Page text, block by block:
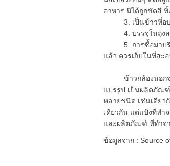
อาหาร มิได้ถูกขัดสี ทิ้
3. เป็นข้าวที่อบ ห
4. บรรจุในถุงสะ
5. การซื้อมาบริโภ
แล้ว ควรเก็บในที่สะ
ข้าวกล้องนอกจาก
แปรรูป เป็นผลิตภัณฑ์
หลายชนิด เช่นเดียว
เดียวกัน แต่แป้งที่ทำ
และผลิตภัณฑ์ ที่ทำจา
ข้อมูลจาก : Source